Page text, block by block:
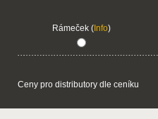
Rámeček (Info)
Ceny pro distributory dle ceníku